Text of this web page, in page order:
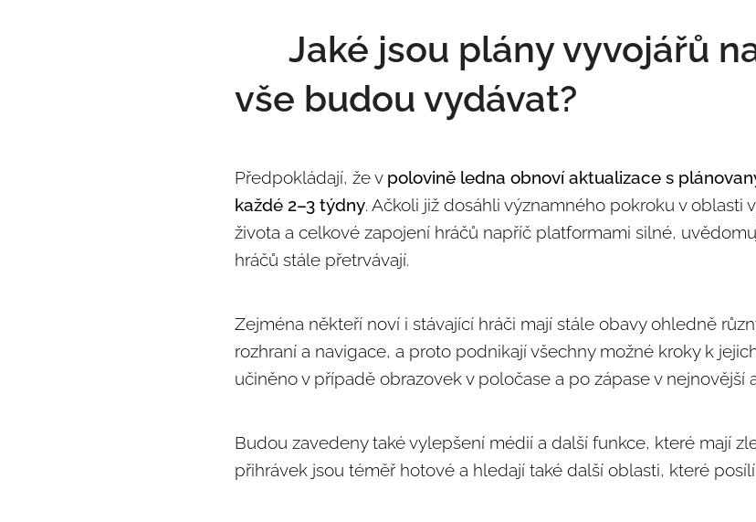
🆕 Jaké jsou plány vyvojářů
vše budou vydávat?
Předpokládají, že v polovině ledna obnoví aktualizace s
každé 2–3 týdny. Ačkoli již dosáhli významného pokroku v oblasti
života a celkové zapojení hráčů napříč platformami silné,
hráčů stále přetrvávají.
Zejména někteří noví i stávající hráči mají stále obavy ohledně
rozhraní a navigace, a proto podnikají všechny možné kroky k
učiněno v případě obrazovek v poločase a po zápase v nejnovější
Budou zavedeny také vylepšení médií a další funkce, které mají
přihrávek jsou téměř hotové a hledají také další oblasti, které